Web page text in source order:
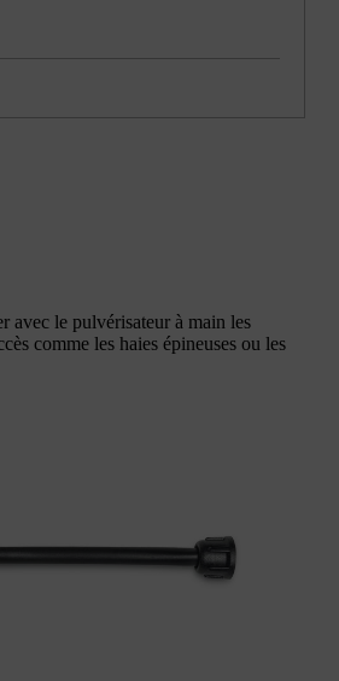
avec le pulvérisateur à main les
comme les haies épineuses ou les